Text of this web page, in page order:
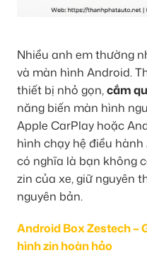
Nhiều anh em thường
và màn hình Android.
thiết bị nhỏ gọn,cắm
năng biến màn hình
Apple CarPlay hoặc
hình chạy hệ điều
có nghĩa là bạn không
zin của xe, giữ nguyên
nguyên bản.
Android Box Zestech –
hình zin hoàn hảo